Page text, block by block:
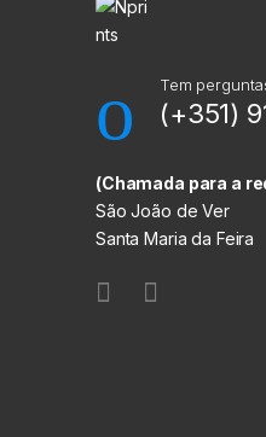
Tem
(+351)
(Chamada para a
São João de Ver
Santa Maria da Feira